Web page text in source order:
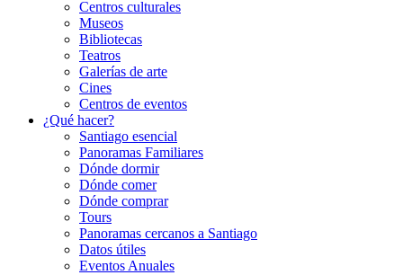
Centros culturales
Museos
Bibliotecas
Teatros
Galerí­as de arte
Cines
Centros de eventos
¿Qué hacer?
Santiago esencial
Panoramas Familiares
Dónde dormir
Dónde comer
Dónde comprar
Tours
Panoramas cercanos a Santiago
Datos útiles
Eventos Anuales